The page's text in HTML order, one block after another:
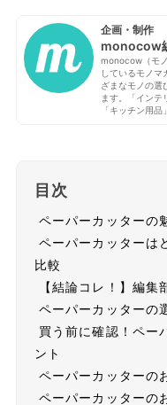
企画・制作
monocow
monocow（モ
しているモノマ
ざまなモノの選
ます。「インテ
「キッチン用
目次
ペーパーカッターの
ペーパーカッターは
比較
【結論コレ！】編
ペーパーカッターの
買う前に確認！ペー
ント
ペーパーカッターの
ペーパーカッター